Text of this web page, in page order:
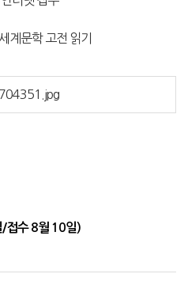
계문학 고전 읽기
/접수 8월 10일)